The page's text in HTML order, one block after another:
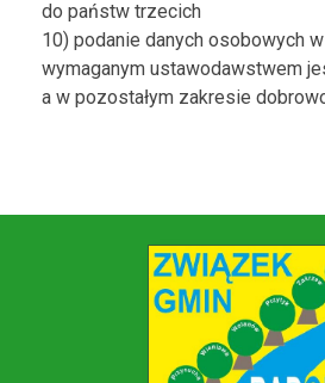
do państw trzecich
10) podanie danych osobowych
wymaganym ustawodawstwem
a w pozostałym zakresie